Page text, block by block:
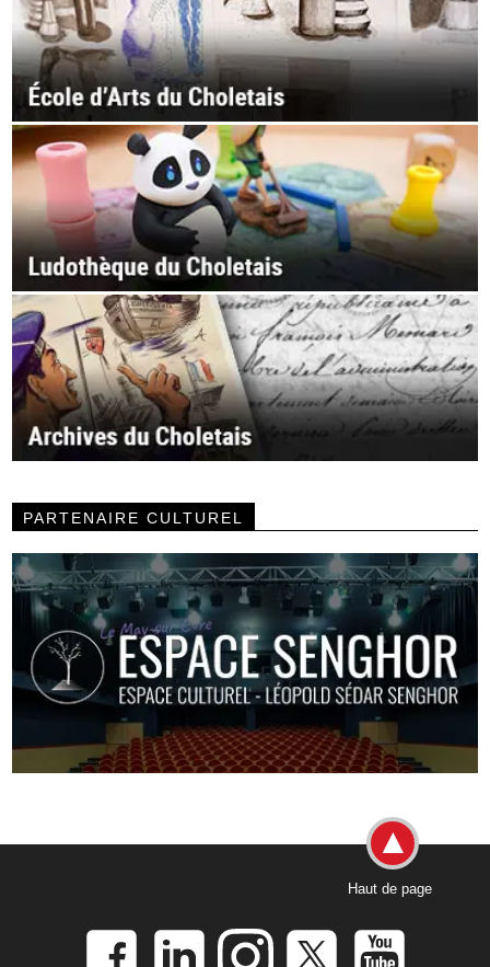
PARTENAIRE CULTUREL
Haut de page